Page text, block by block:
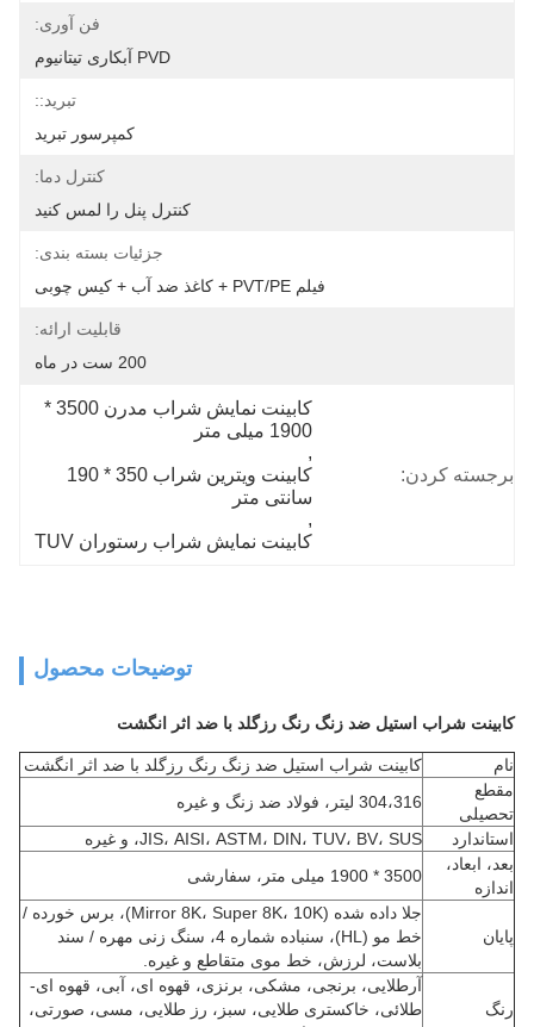
فن آوری:
PVD آبکاری تیتانیوم
تبرید::
کمپرسور تبرید
کنترل دما:
کنترل پنل را لمس کنید
جزئیات بسته بندی:
فیلم PVT/PE + کاغذ ضد آب + کیس چوبی
قابلیت ارائه:
200 ست در ماه
برجسته کردن:
کابینت نمایش شراب مدرن 3500 *
1900 میلی متر
,
کابینت ویترین شراب 350 * 190
سانتی متر
,
کابینت نمایش شراب رستوران TUV
توضیحات محصول
کابینت شراب استیل ضد زنگ رنگ رزگلد با ضد اثر انگشت
نام
کابینت شراب استیل ضد زنگ رنگ رزگلد با ضد اثر انگشت
مقطع
تحصیلی
304،316 لیتر، فولاد ضد زنگ و غیره
استاندارد
JIS، AISI، ASTM، DIN، TUV، BV، SUS، و غیره
بعد، ابعاد،
اندازه
3500 * 1900 میلی متر، سفارشی
پایان
جلا داده شده (Mirror 8K، Super 8K، 10K)، برس خورده /
خط مو (HL)، سنباده شماره 4، سنگ زنی مهره / سند
بلاست، لرزش، خط موی متقاطع و غیره.
رنگ
آرطلایی، برنجی، مشکی، برنزی، قهوه ای، آبی، قهوه ای-
طلائی، خاکستری طلایی، سبز، رز طلایی، مسی، صورتی،